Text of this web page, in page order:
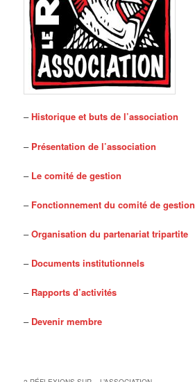
–Historique et buts de l’association
– Présentation de l’association
– Le comité de gestion
– Fonctionnement du comité de gestion
–Organisation du partenariat tripartite
– Documents institutionnels
– Rapports d’activités
– Devenir membre